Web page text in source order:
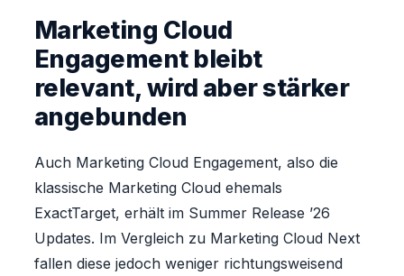
Marketing Cloud
Engagement bleibt
relevant, wird aber stärker
angebunden
Auch Marketing Cloud Engagement, also die
klassische Marketing Cloud ehemals
ExactTarget, erhält im Summer Release ’26
Updates. Im Vergleich zu Marketing Cloud Next
fallen diese jedoch weniger richtungsweisend